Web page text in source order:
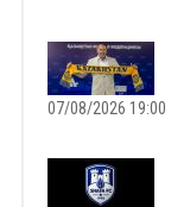
07/08/2026 19:00